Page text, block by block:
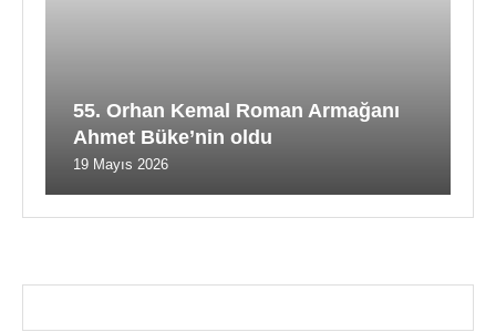
55. Orhan Kemal Roman Armağanı
Ahmet Büke’nin oldu
19 Mayıs 2026